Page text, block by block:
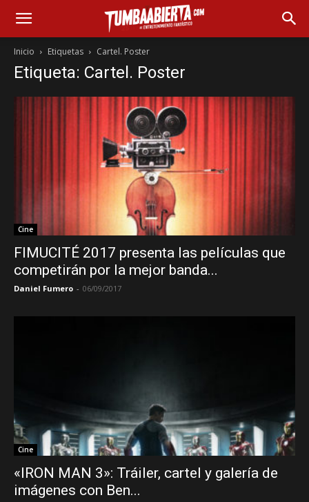
Inicio Etiquetas Cartel. Poster
Etiqueta: Cartel. Poster
Cine
FIMUCITÉ 2017 presenta las películas que
competirán por la mejor banda...
Daniel Fumero - 06/09/2017
Cine
«IRON MAN 3»: Tráiler, cartel y galería de
imágenes con Ben...